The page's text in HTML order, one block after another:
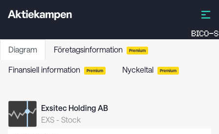
BICO-S
Diagram Företagsinformation Premium
Finansiell information Premium Nyckeltal Premium
Exsitec Holding AB
EXS - Stock